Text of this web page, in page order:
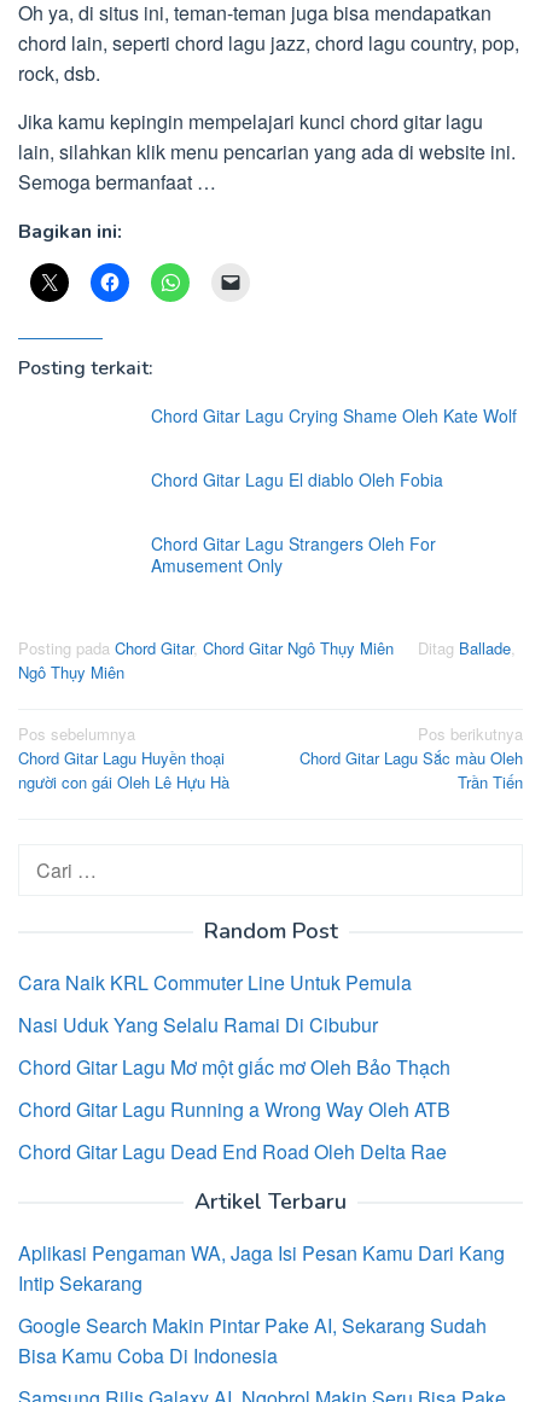
Oh ya, di situs ini, teman-teman juga bisa mendapatkan
chord lain, seperti chord lagu jazz, chord lagu country, pop,
rock, dsb.
Jika kamu kepingin mempelajari kunci chord gitar lagu
lain, silahkan klik menu pencarian yang ada di website ini.
Semoga bermanfaat …
Bagikan ini:
Posting terkait:
Chord Gitar Lagu Crying Shame Oleh Kate Wolf
Chord Gitar Lagu El diablo Oleh Fobia
Chord Gitar Lagu Strangers Oleh For
Amusement Only
Posting pada Chord Gitar, Chord Gitar Ngô Thụy Miên Ditag Ballade,
Ngô Thụy Miên
Navigasi
pos
Pos sebelumnya
Chord Gitar Lagu Huyền thoại
người con gái Oleh Lê Hựu Hà
Pos berikutnya
Chord Gitar Lagu Sắc màu Oleh
Trần Tiến
Cari
untuk:
Random Post
Cara Naik KRL Commuter Line Untuk Pemula
Nasi Uduk Yang Selalu Ramai Di Cibubur
Chord Gitar Lagu Mơ một giấc mơ Oleh Bảo Thạch
Chord Gitar Lagu Running a Wrong Way Oleh ATB
Chord Gitar Lagu Dead End Road Oleh Delta Rae
Artikel Terbaru
Aplikasi Pengaman WA, Jaga Isi Pesan Kamu Dari Kang
Intip Sekarang
Google Search Makin Pintar Pake AI, Sekarang Sudah
Bisa Kamu Coba Di Indonesia